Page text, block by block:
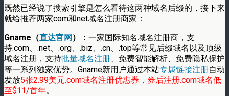
既然已经说了搜索引擎是怎么看待这两种域名后缀的，接下来
就给推荐两家com和net域名注册商家：
Gname（直达官网 ）： 一家国际知名域名注册商，支
持.com、.net、.org、.biz、.cn、.top等常见后缀域名以及顶级
域名注册，支持批量域名注册、免费智能解析、免费隐私保护
等一系列独家优势。Gname新用户通过本站专属链接注册自动
发放5张2.99美元.com域名注册优惠券，券后注册.com域名低
至$11/首年。